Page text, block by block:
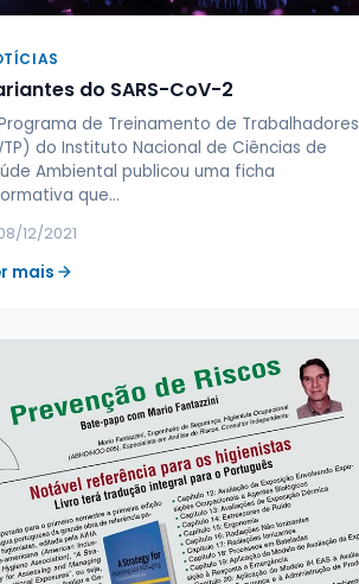
do SARS-CoV-2
de Treinamento de Trabalhadores
do Instituto Nacional de Ciências de
Ambiental publicou uma ficha
que…
12/2021
mais